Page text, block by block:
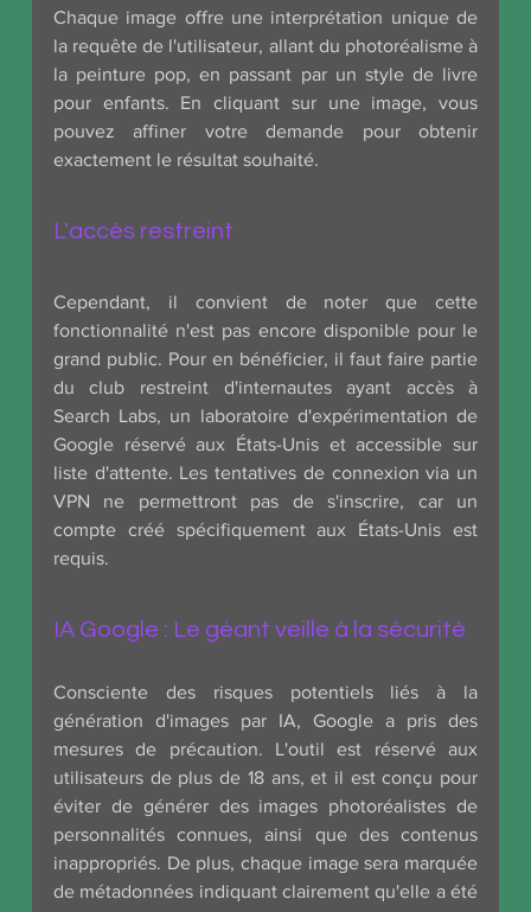
Chaque image offre une interprétation unique de
la requête de l'utilisateur, allant du photoréalisme à
la peinture pop, en passant par un style de livre
pour enfants. En cliquant sur une image, vous
pouvez affiner votre demande pour obtenir
exactement le résultat souhaité.
L'accès restreint
Cependant, il convient de noter que cette
fonctionnalité n'est pas encore disponible pour le
grand public. Pour en bénéficier, il faut faire partie
du club restreint d'internautes ayant accès à
Search Labs, un laboratoire d'expérimentation de
Google réservé aux États-Unis et accessible sur
liste d'attente. Les tentatives de connexion via un
VPN ne permettront pas de s'inscrire, car un
compte créé spécifiquement aux États-Unis est
requis.
IA Google : Le géant veille à la sécurité
Consciente des risques potentiels liés à la
génération d'images par IA, Google a pris des
mesures de précaution. L'outil est réservé aux
utilisateurs de plus de 18 ans, et il est conçu pour
éviter de générer des images photoréalistes de
personnalités connues, ainsi que des contenus
inappropriés. De plus, chaque image sera marquée
de métadonnées indiquant clairement qu'elle a été